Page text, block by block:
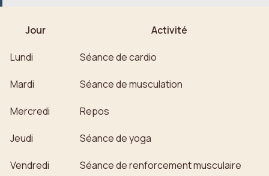
Jour Activité
Lundi Séance de cardio
Mardi Séance de musculation
Mercredi Repos
Jeudi Séance de yoga
Vendredi Séance de renforcement musculaire